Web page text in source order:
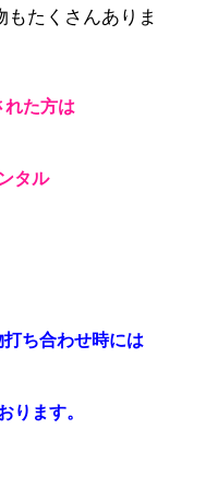
たくさんありま
れた方は
タル
ち合わせ時には
ります。